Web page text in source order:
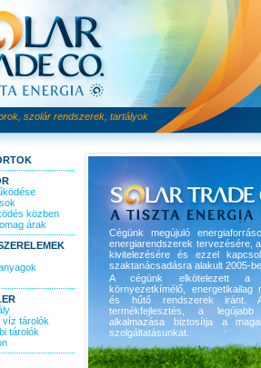
szolár rendszerek, tartályok
közben
árak
víz tárolók
tárolók
Cégünk megújuló
energiarendszerek tervezésére,
kivitelezésére és ezzel
szaktanácsadásra alakult 2005-
A cégünk elkötelezett a
környezetkímélő, energetikailag
és hűtő rendszerek iránt.
termékfejlesztés, a legújabb
alkalmazása biztosítja a
szolgáltatásunkat.